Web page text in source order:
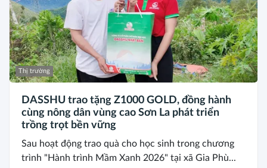
Thị trường
DASSHU trao tặng Z1000 GOLD, đồng hành
cùng nông dân vùng cao Sơn La phát triển
trồng trọt bền vững
Sau hoạt động trao quà cho học sinh trong chương
trình "Hành trình Mầm Xanh 2026" tại xã Gia Phù...